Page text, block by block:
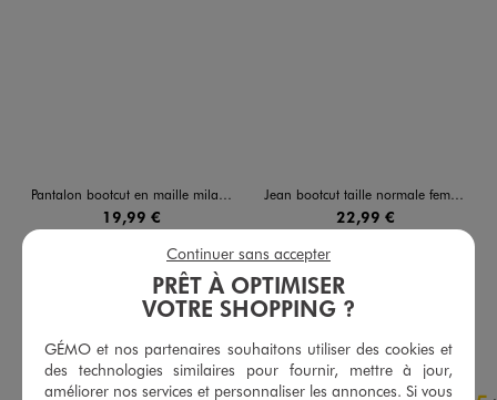
Pantalon bootcut en maille milano à taille élastiquée et à plis femme
19,99 €
5/5 de moyenne
(19 avis)
AJOUTERAU PANIER
Jean bootcut taille normale femme
22,99 €
AJOUTER
PRÊT À OPTIMISER
VOTRE SHOPPING ?
GÉMO et nos partenaires souhaitons utiliser des cookies et
des technologies similaires pour fournir, mettre à jour,
améliorer nos services et personnaliser les annonces. Si vous
Continuer sans accepter